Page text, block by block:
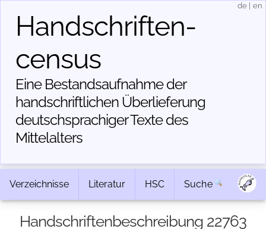
Handschriften­
census
Eine Bestandsaufnahme der
handschriftlichen Über­lieferung
deutschsprachiger Texte des
Mittelalters
de en
Verzeichnisse Literatur HSC Suche
Handschriftenbeschreibung 22763